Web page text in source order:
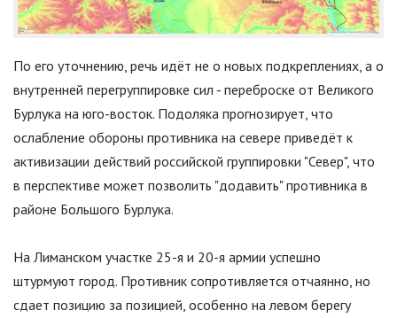
По его уточнению, речь идёт не о новых подкреплениях, а о
внутренней перегруппировке сил - переброске от Великого
Бурлука на юго-восток. Подоляка прогнозирует, что
ослабление обороны противника на севере приведёт к
активизации действий российской группировки "Север", что
в перспективе может позволить "додавить"противника в
районе Большого Бурлука.
На Лиманском участке 25-я и 20-я армии успешно
штурмуют город. Противник сопротивляется отчаянно, но
сдает позицию за позицией, особенно на левом берегу